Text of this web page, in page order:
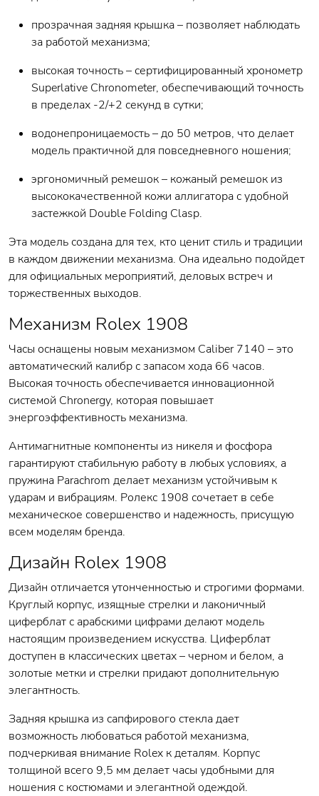
прозрачная задняя крышка – позволяет наблюдать
за работой механизма;
высокая точность – сертифицированный хронометр
Superlative Chronometer, обеспечивающий точность
в пределах -2/+2 секунд в сутки;
водонепроницаемость – до 50 метров, что делает
модель практичной для повседневного ношения;
эргономичный ремешок – кожаный ремешок из
высококачественной кожи аллигатора с удобной
застежкой Double Folding Clasp.
Эта модель создана для тех, кто ценит стиль и традиции
в каждом движении механизма. Она идеально подойдет
для официальных мероприятий, деловых встреч и
торжественных выходов.
Механизм Rolex 1908
Часы оснащены новым механизмом Caliber 7140 – это
автоматический калибр с запасом хода 66 часов.
Высокая точность обеспечивается инновационной
системой Chronergy, которая повышает
энергоэффективность механизма.
Антимагнитные компоненты из никеля и фосфора
гарантируют стабильную работу в любых условиях, а
пружина Parachrom делает механизм устойчивым к
ударам и вибрациям. Ролекс 1908 сочетает в себе
механическое совершенство и надежность, присущую
всем моделям бренда.
Дизайн Rolex 1908
Дизайн отличается утонченностью и строгими формами.
Круглый корпус, изящные стрелки и лаконичный
циферблат с арабскими цифрами делают модель
настоящим произведением искусства. Циферблат
доступен в классических цветах – черном и белом, а
золотые метки и стрелки придают дополнительную
элегантность.
Задняя крышка из сапфирового стекла дает
возможность любоваться работой механизма,
подчеркивая внимание Rolex к деталям. Корпус
толщиной всего 9,5 мм делает часы удобными для
ношения с костюмами и элегантной одеждой.